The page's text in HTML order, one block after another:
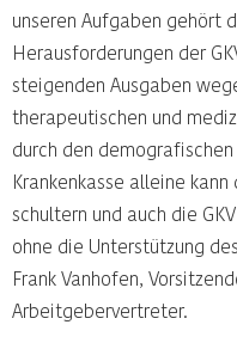
unseren Aufgaben gehört
Herausforderungen der
steigenden Ausgaben
therapeutischen und
durch den
Krankenkasse alleine
schultern und auch die
ohne die Unterstützung
Frank Vanhofen,
Arbeitgebervertreter.